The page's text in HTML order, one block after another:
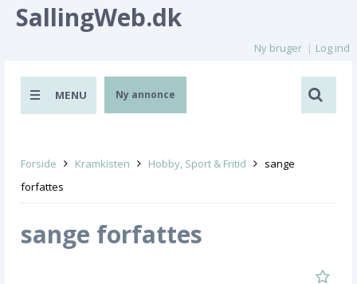
SallingWeb.dk
Ny bruger Log ind
MENU Ny annonce
Forside Kramkisten Hobby, Sport & Fritid
sange
forfattes
sange forfattes